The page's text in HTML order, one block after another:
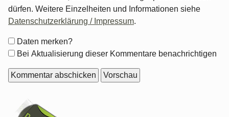
dürfen. Weitere Einzelheiten und Informationen siehe
Datenschutzerklärung / Impressum.
Formular-
Optionen
Daten merken?
Bei Aktualisierung dieser Kommentare benachrichtigen
Seitenleiste